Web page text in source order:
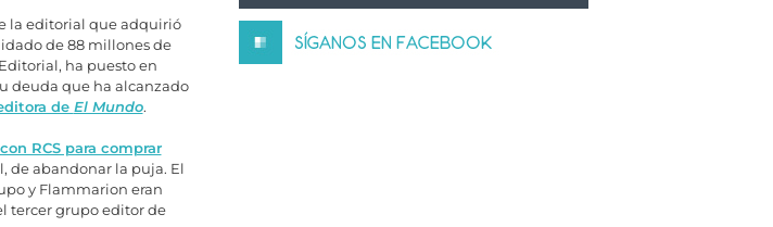
la editorial que adquirió
de 88 millones de
ha puesto en
deuda que ha alcanzado
de El Mundo.
RCS para comprar
de abandonar la puja. El
y Flammarion eran
tercer grupo editor de